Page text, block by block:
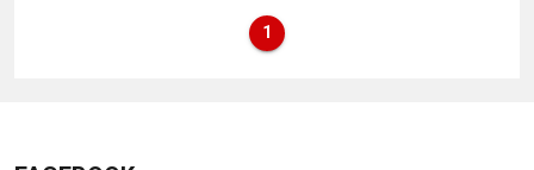
1